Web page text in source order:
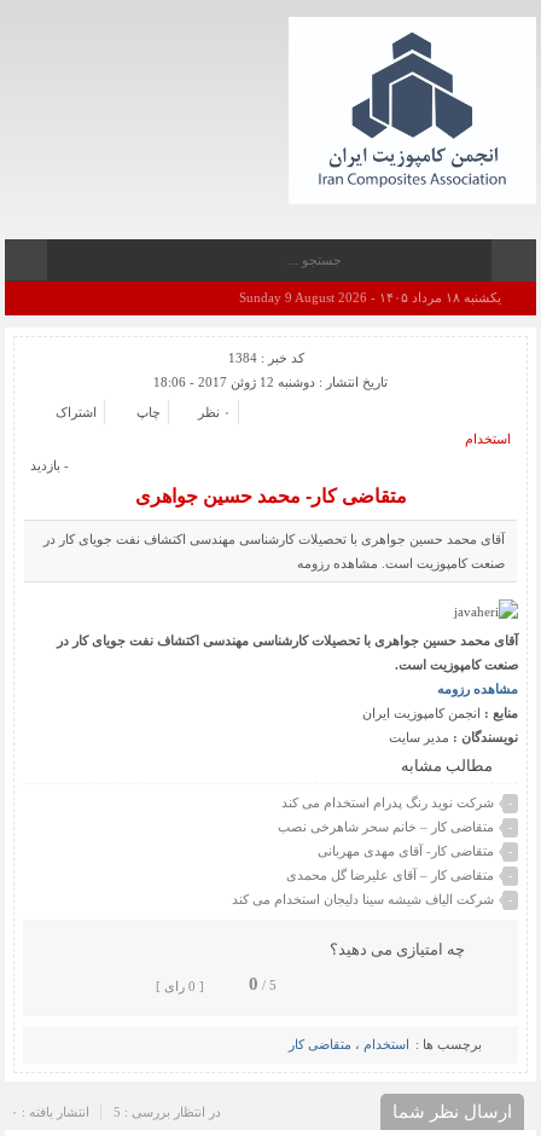
یکشنبه ۱۸ مرداد ۱۴۰۵ - Sunday 9 August 2026
کد خبر : 1384
تاریخ انتشار : دوشنبه 12 ژوئن 2017 - 18:06
اشتراک چاپ
۰ نظر
استخدام
- بازدید
متقاضی کار- محمد حسین جواهری
آقای محمد حسین جواهری با تحصیلات کارشناسی مهندسی اکتشاف نفت جویای کار در
صنعت کامپوزیت است. مشاهده رزومه
آقای محمد حسین جواهری با تحصیلات کارشناسی مهندسی اکتشاف نفت جویای کار در
صنعت کامپوزیت است.
مشاهده رزومه
منابع : انجمن کامپوزیت ایران
نویسندگان : مدیر سایت
مطالب مشابه
- شرکت نوید رنگ پدرام استخدام می کند
- متقاضی کار – خانم سحر شاهرخی نصب
- متقاضی کار- آقای مهدی مهربانی
- متقاضی کار – آقای علیرضا گل محمدی
- شرکت الیاف شیشه سینا دلیجان استخدام می کند
چه امتیازی می دهید؟
5 /
0 [ 0 رای ]
برچسب ها : استخدام ، متقاضی کار
ارسال نظر شما انتشار یافته : ۰ در انتظار بررسی : 5